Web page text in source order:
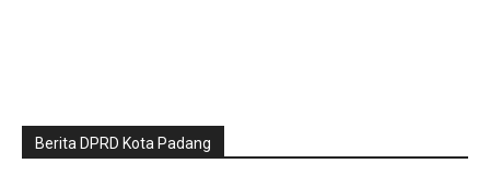
Berita DPRD Kota Padang